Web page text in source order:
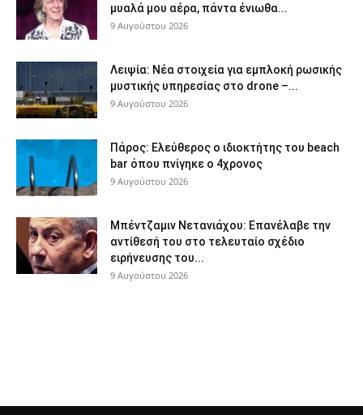
μυαλά μου αέρα, πάντα ένιωθα...
9 Αυγούστου 2026
Λειψία: Νέα στοιχεία για εμπλοκή ρωσικής
μυστικής υπηρεσίας στο drone –...
9 Αυγούστου 2026
Πάρος: Ελεύθερος ο ιδιοκτήτης του beach
bar όπου πνίγηκε ο 4χρονος
9 Αυγούστου 2026
Μπέντζαμιν Νετανιάχου: Επανέλαβε την
αντίθεσή του στο τελευταίο σχέδιο
ειρήνευσης του...
9 Αυγούστου 2026